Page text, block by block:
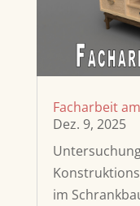
Facharbeit
Dez. 9, 2025
im